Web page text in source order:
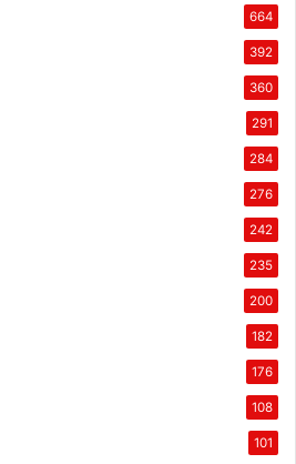
664
392
360
291
284
276
242
235
200
182
176
108
101